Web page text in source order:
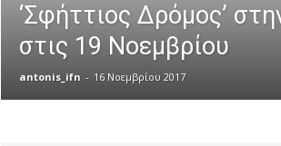
‘Σφήττιος Δρόμος’
στις 19 Νοεμβρίου
antonis_ifn - 16 Νοεμβρίου 2017